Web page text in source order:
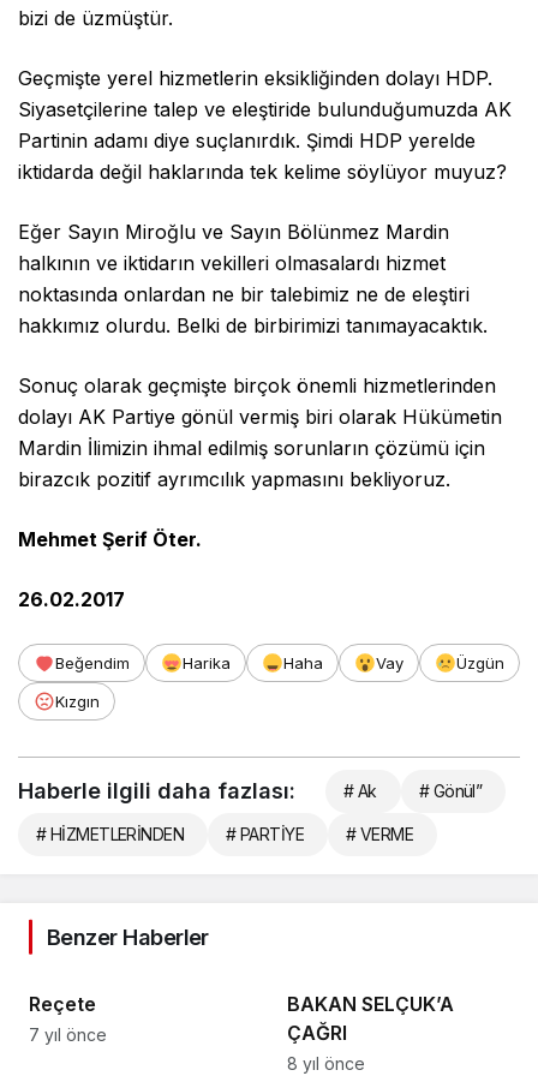
bizi de üzmüştür.
Geçmişte yerel hizmetlerin eksikliğinden dolayı HDP.
Siyasetçilerine talep ve eleştiride bulunduğumuzda AK
Partinin adamı diye suçlanırdık. Şimdi HDP yerelde
iktidarda değil haklarında tek kelime söylüyor muyuz?
Eğer Sayın Miroğlu ve Sayın Bölünmez Mardin
halkının ve iktidarın vekilleri olmasalardı hizmet
noktasında onlardan ne bir talebimiz ne de eleştiri
hakkımız olurdu. Belki de birbirimizi tanımayacaktık.
Sonuç olarak geçmişte birçok önemli hizmetlerinden
dolayı AK Partiye gönül vermiş biri olarak Hükümetin
Mardin İlimizin ihmal edilmiş sorunların çözümü için
birazcık pozitif ayrımcılık yapmasını bekliyoruz.
Mehmet Şerif Öter.
26.02.2017
Beğendim Harika Haha Vay
Üzgün
Kızgın
Haberle ilgili daha fazlası: # Ak # Gönül”
# HİZMETLERİNDEN # PARTİYE # VERME
Benzer Haberler
Reçete
7 yıl önce
BAKAN SELÇUK’A
ÇAĞRI
8 yıl önce